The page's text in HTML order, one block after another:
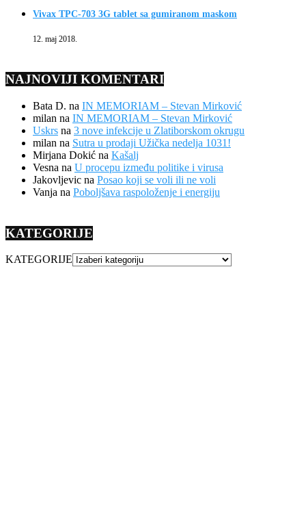
Vivax TPC-703 3G tablet sa gumiranom maskom
12. maj 2018.
NAJNOVIJI KOMENTARI
Bata D. na IN MEMORIAM – Stevan Mirković
milan na IN MEMORIAM – Stevan Mirković
Uskrs na 3 nove infekcije u Zlatiborskom okrugu
milan na Sutra u prodaji Užička nedelja 1031!
Mirjana Dokić na Kašalj
Vesna na U procepu između politike i virusa
Jakovljevic na Posao koji se voli ili ne voli
Vanja na Poboljšava raspoloženje i energiju
KATEGORIJE
KATEGORIJE